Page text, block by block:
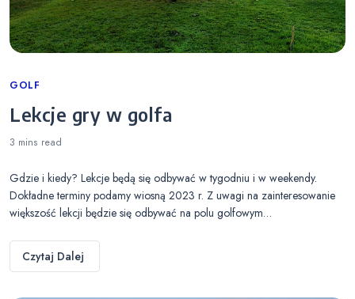
Categories
GOLF
Lekcje gry w golfa
3 mins read
Gdzie i kiedy? Lekcje będą się odbywać w tygodniu i w weekendy.
Dokładne terminy podamy wiosną 2023 r. Z uwagi na zainteresowanie
większość lekcji będzie się odbywać na polu golfowym…
Czytaj Dalej